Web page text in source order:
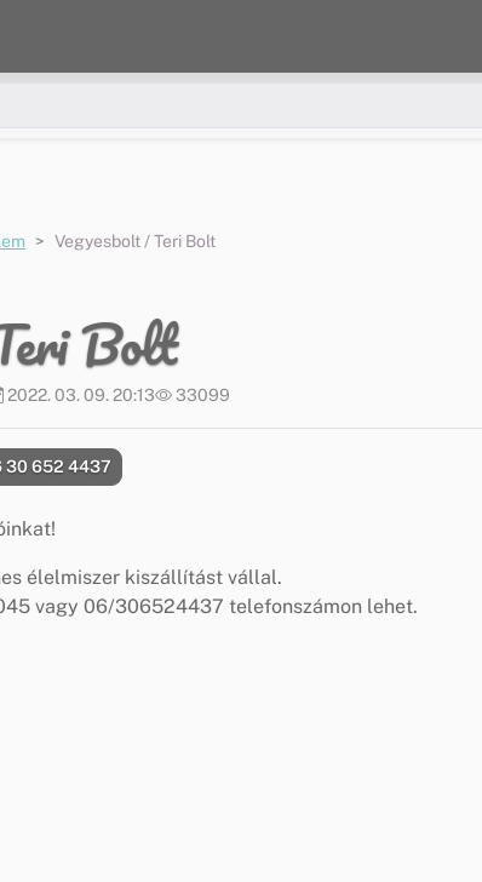
Vegyesbolt / Teri Bolt
Bolt
2022. 03. 09. 20:13 33099
30 652 4437
élelmiszer kiszállítást vállal.
vagy 06/306524437 telefonszámon lehet.